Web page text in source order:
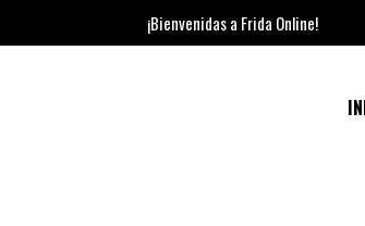
¡Bienvenidas a Frida Online!